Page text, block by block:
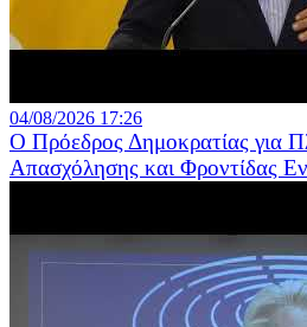
04/08/2026 17:26
Ο Πρόεδρος Δημοκρατίας για
Απασχόλησης και Φροντίδας